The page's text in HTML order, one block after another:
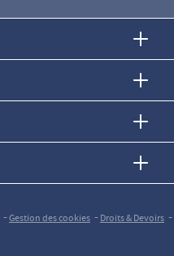
-Gestion des cookies -Droits & Devoirs -